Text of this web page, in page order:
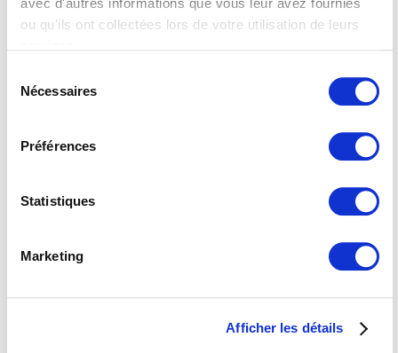
avec d'autres informations que vous leur avez fournies
ou qu'ils ont collectées lors de votre utilisation de leurs
déclaration de protection des données
Nécessaires
Préférences
Statistiques
Marketing
Afficher les détails
Prestations linguistiques